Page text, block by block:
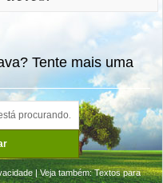
Tente mais uma
| Veja também:Textos para